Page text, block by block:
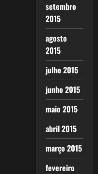
setembro
2015
agosto
2015
julho 2015
junho 2015
maio 2015
abril 2015
março 2015
fevereiro